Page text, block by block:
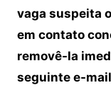
vaga suspeita
em contato
removê-la
seguinte e-